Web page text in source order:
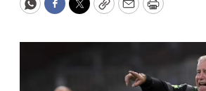
WhatsApp
Facebook
Twitter
CopyEmailPrint